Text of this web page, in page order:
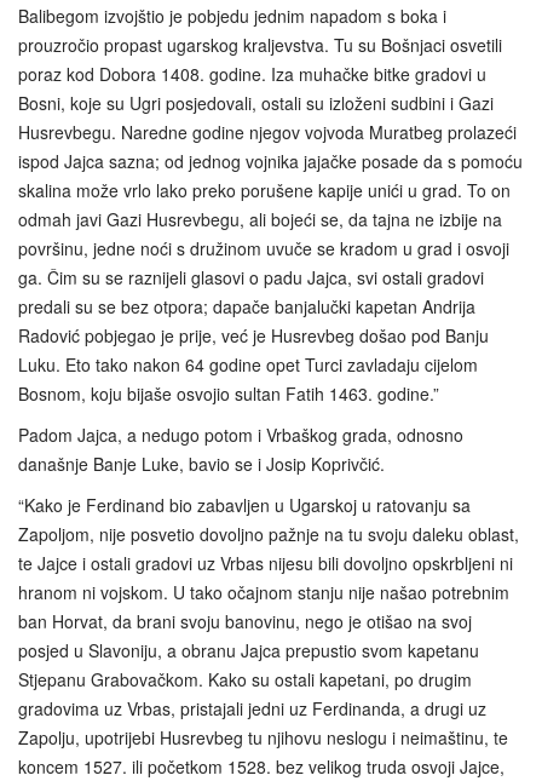
Balibegom izvojštio je pobjedu jednim napadom s boka i
prouzročio propast ugarskog kraljevstva. Tu su Bošnjaci osvetili
poraz kod Dobora 1408. godine. Iza muhačke bitke gradovi u
Bosni, koje su Ugri posjedovali, ostali su izloženi sudbini i Gazi
Husrevbegu. Naredne godine njegov vojvoda Muratbeg prolazeći
ispod Jajca sazna; od jednog vojnika jajačke posade da s pomoću
skalina može vrlo lako preko porušene kapije unići u grad. To on
odmah javi Gazi Husrevbegu, ali bojeći se, da tajna ne izbije na
površinu, jedne noći s družinom uvuče se kradom u grad i osvoji
ga. Čim su se raznijeli glasovi o padu Jajca, svi ostali gradovi
predali su se bez otpora; dapače banjalučki kapetan Andrija
Radović pobjegao je prije, već je Husrevbeg došao pod Banju
Luku. Eto tako nakon 64 godine opet Turci zavladaju cijelom
Bosnom, koju bijaše osvojio sultan Fatih 1463. godine.”
Padom Jajca, a nedugo potom i Vrbaškog grada, odnosno
današnje Banje Luke, bavio se i Josip Koprivčić.
“Kako je Ferdinand bio zabavljen u Ugarskoj u ratovanju sa
Zapoljom, nije posvetio dovoljno pažnje na tu svoju daleku oblast,
te Jajce i ostali gradovi uz Vrbas nijesu bili dovoljno opskrbljeni ni
hranom ni vojskom. U tako očajnom stanju nije našao potrebnim
ban Horvat, da brani svoju banovinu, nego je otišao na svoj
posjed u Slavoniju, a obranu Jajca prepustio svom kapetanu
Stjepanu Grabovačkom. Kako su ostali kapetani, po drugim
gradovima uz Vrbas, pristajali jedni uz Ferdinanda, a drugi uz
Zapolju, upotrijebi Husrevbeg tu njihovu neslogu i neimaštinu, te
koncem 1527. ili početkom 1528. bez velikog truda osvoji Jajce,